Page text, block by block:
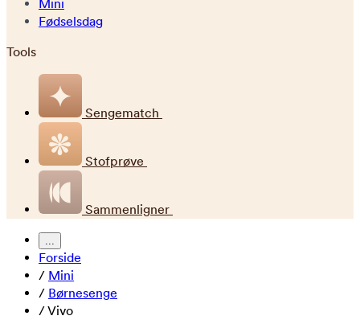
Mini
Fødselsdag
Tools
Sengematch
Stofprøve
Sammenligner
...
Forside
/ Mini
/ Børnesenge
/Vivo